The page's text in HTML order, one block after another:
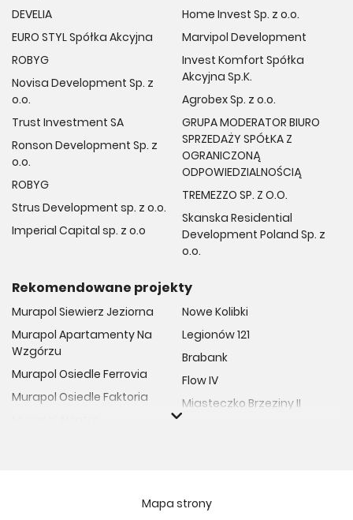
DEVELIA
EURO STYL Spółka Akcyjna
ROBYG
Novisa Development Sp. z
o.o.
Trust Investment SA
Ronson Development Sp. z
o.o.
ROBYG
Strus Development sp. z o.o.
Imperial Capital sp. z o.o
Home Invest Sp. z o.o.
Marvipol Development
Invest Komfort Spółka
Akcyjna Sp.K.
Agrobex Sp. z o.o.
GRUPA MODERATOR BIURO
SPRZEDAŻY SPÓŁKA Z
OGRANICZONĄ
ODPOWIEDZIALNOŚCIĄ
TREMEZZO SP. Z O.O.
Skanska Residential
Development Poland Sp. z
o.o.
Rekomendowane projekty
Murapol Siewierz Jeziorna
Murapol Apartamenty Na
Wzgórzu
Murapol Osiedle Ferrovia
Murapol Osiedle Faktoria
Murapol Osiedle Szafirove
Nowe Kolibki
Legionów 121
Brabank
Flow IV
Miasteczko Brzeziny II
Mapa strony